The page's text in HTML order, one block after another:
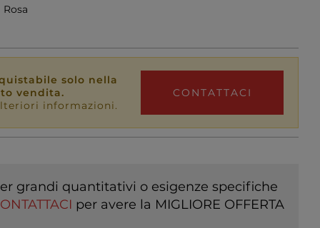
Rosa
solo nella
vendita.
informazioni.
CONTATTACI
grandi quantitativi o esigenze specifiche
per avere la MIGLIORE OFFERTA